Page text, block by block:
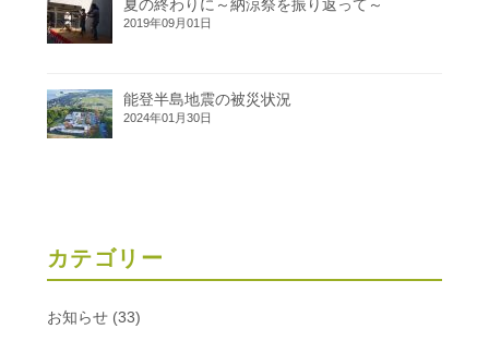
夏の終わりに～納涼祭を振り返って～
2019年09月01日
能登半島地震の被災状況
2024年01月30日
カテゴリー
お知らせ(33)